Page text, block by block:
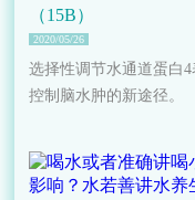
（15B）
2020/05/26
选择性调节水通道蛋白
控制脑水肿的新途径。